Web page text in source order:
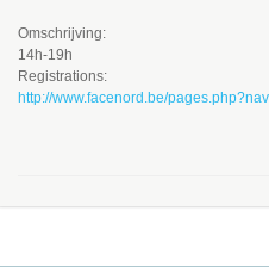
Omschrijving:
14h-19h
Registrations:
http://www.facenord.be/